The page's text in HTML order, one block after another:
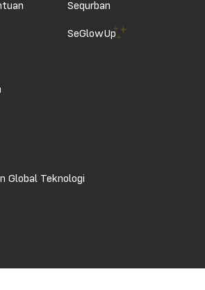
Sequrban
SeGlowUp
Global Teknologi